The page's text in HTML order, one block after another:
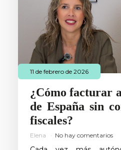
11 de febrero de 2026
¿Cómo facturar
de España sin
fiscales?
Elena No hay comentarios